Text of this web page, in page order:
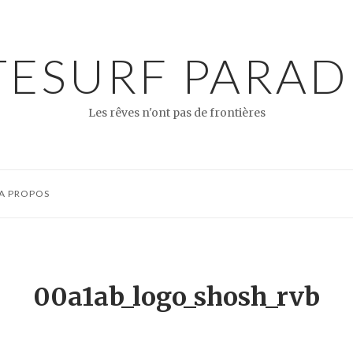
Les rêves n'ont pas de frontières
PROPOS
00a1ab_logo_shosh_rvb